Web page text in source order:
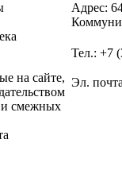
на сайте,
и смежных
Адрес:
Тел.: +7
Эл.